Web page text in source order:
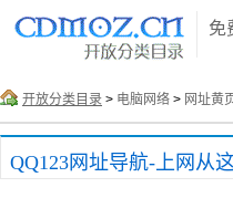
免
开放分类目录 > 电脑网络 > 网址黄
QQ123网址导航-上网从